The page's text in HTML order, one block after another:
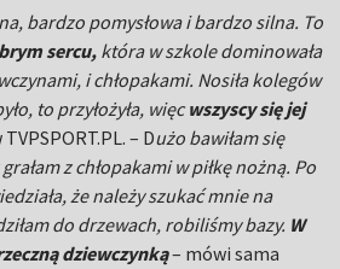
bardzo pomysłowa i bardzo silna. To
sercu, która w szkole dominowała
i chłopakami. Nosiła kolegów
to przyłożyła, więcwszyscy się jej
– Dużo bawiłam się
z chłopakami w piłkę nożną. Po
że należy szukać mnie na
do drzewach, robiliśmy bazy. W
dziewczynką– mówi sama